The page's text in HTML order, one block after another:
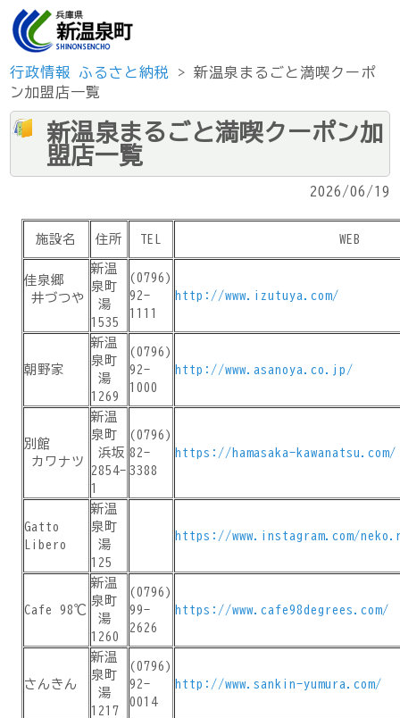
行政情報 ふるさと納税
> 新温泉まるごと満喫クーポ
ン加盟店一覧
新温泉まるごと満喫クーポン加
盟店一覧
2026/06/19
施設名 住所 TEL WEB
佳泉郷
井づつや
新温
泉町
湯
1535
(0796)
92-
1111
http://www.izutuya.com/
朝野家
新温
泉町
湯
1269
(0796)
92-
1000
http://www.asanoya.co.jp/
別館
カワナツ
新温
泉町
浜坂
2854-
1
(0796)
82-
3388
https://hamasaka-kawanatsu.com/
Gatto
Libero
新温
泉町
湯
125
https://www.instagram.com/
Cafe 98℃
新温
泉町
湯
1260
(0796)
99-
2626
https://www.cafe98degrees.com/
さんきん
新温
泉町
湯
1217
(0796)
92-
0014
http://www.sankin-yumura.com/